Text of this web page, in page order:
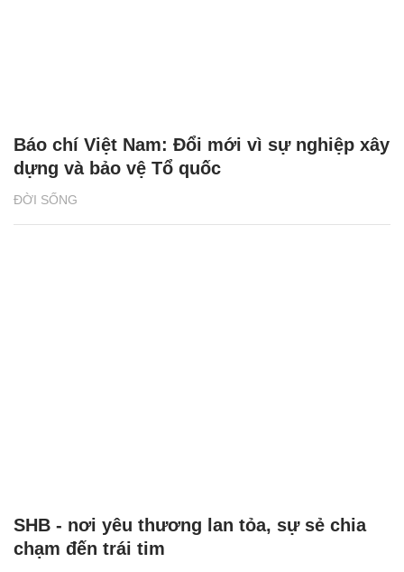
ĐỜI SỐNG
Báo chí Việt Nam: Đổi mới vì sự nghiệp xây
dựng và bảo vệ Tổ quốc
SHB - nơi yêu thương lan tỏa, sự sẻ chia
chạm đến trái tim